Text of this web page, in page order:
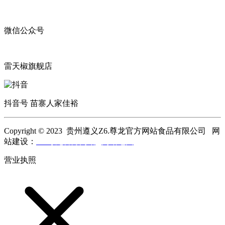
微信公众号
雷天椒旗舰店
抖音号 苗寨人家佳裕
Copyright © 2023 贵州遵义Z6.尊龙官方网站食品有限公司 网
站建设：
营业执照